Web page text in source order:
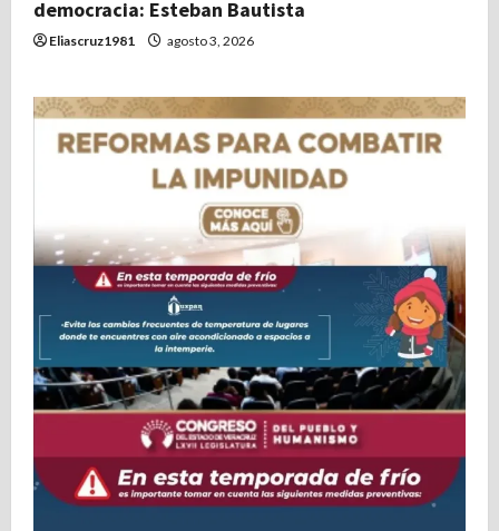
democracia: Esteban Bautista
Eliascruz1981 agosto 3, 2026